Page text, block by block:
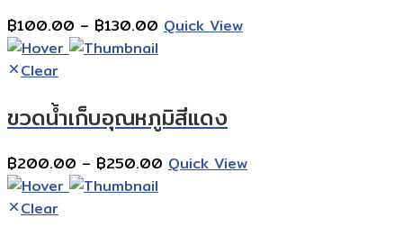
฿100.00 – ฿130.00 Price
฿130.00
Quick View
Clear
ขวดน้ำเก็บอุณหภูมิสีแดง
฿200.00 – ฿250.00 Price
Quick View
Clear